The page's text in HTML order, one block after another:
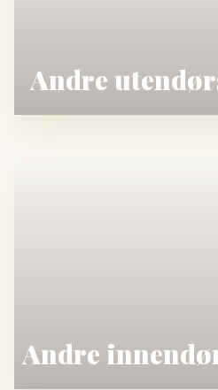
Andre
Andre